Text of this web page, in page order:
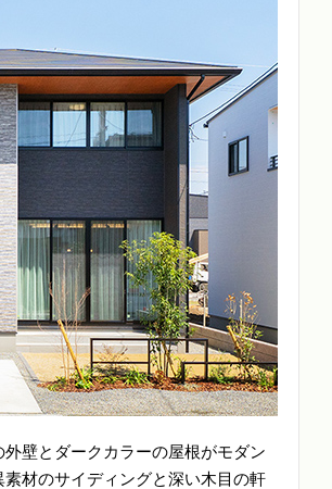
壁とダークカラーの屋根がモダン
材のサイディングと深い木目の軒